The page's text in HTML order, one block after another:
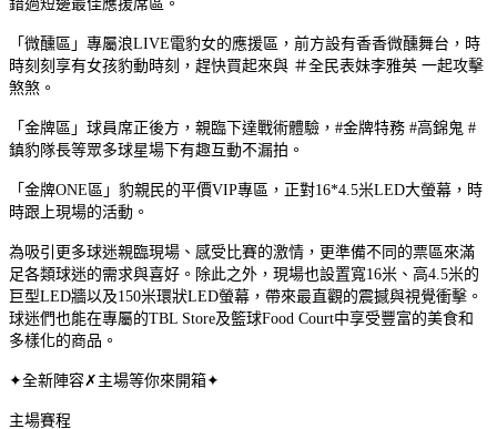
錯過短邊最佳應援席區。
「微醺區」專屬浪LIVE電豹女的應援區，前方設有香香微醺舞台，時
時刻刻享有女孩豹動時刻，趕快買起來與 ＃全民表妹李雅英 一起攻擊
煞煞。
「金牌區」球員席正後方，親臨下達戰術體驗，#金牌特務 #高錦鬼 #
鎮豹隊長等眾多球星場下有趣互動不漏拍。
「金牌ONE區」豹親民的平價VIP專區，正對16*4.5米LED大螢幕，時
時跟上現場的活動。
為吸引更多球迷親臨現場、感受比賽的激情，更準備不同的票區來滿
足各類球迷的需求與喜好。除此之外，現場也設置寬16米、高4.5米的
巨型LED牆以及150米環狀LED螢幕，帶來最直觀的震撼與視覺衝擊。
球迷們也能在專屬的TBL Store及籃球Food Court中享受豐富的美食和
多樣化的商品。
✦全新陣容✗主場等你來開箱✦
主場賽程